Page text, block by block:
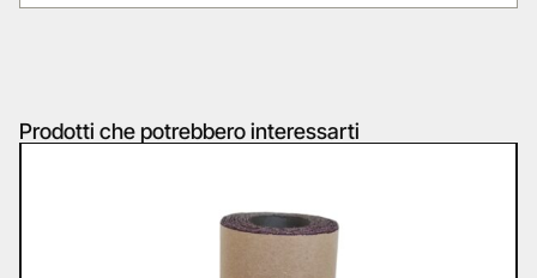
Prodotti che potrebbero interessarti